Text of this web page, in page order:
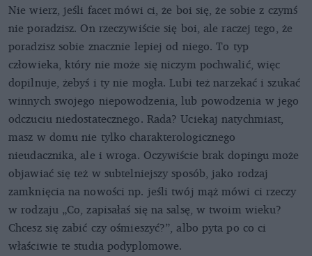
Nie wierz, jeśli facet mówi ci, że boi się, że sobie z czymś
nie poradzisz. On rzeczywiście się boi, ale raczej tego, że
poradzisz sobie znacznie lepiej od niego. To typ
człowieka, który nie może się niczym pochwalić, więc
dopilnuje, żebyś i ty nie mogła. Lubi też narzekać i szukać
winnych swojego niepowodzenia, lub powodzenia w jego
odczuciu niedostatecznego. Rada? Uciekaj natychmiast,
masz w domu nie tylko charakterologicznego
nieudacznika, ale i wroga. Oczywiście brak dopingu może
objawiać się też w subtelniejszy sposób, jako rodzaj
zamknięcia na nowości np. jeśli twój mąż mówi ci rzeczy
w rodzaju „Co, zapisałaś się na salsę, w twoim wieku?
Chcesz się zabić czy ośmieszyć?”, albo pyta po co ci
właściwie te studia podyplomowe.